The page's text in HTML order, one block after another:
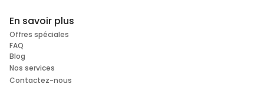
En savoir plus
Offres spéciales
FAQ
Blog
Nos services
Contactez-nous